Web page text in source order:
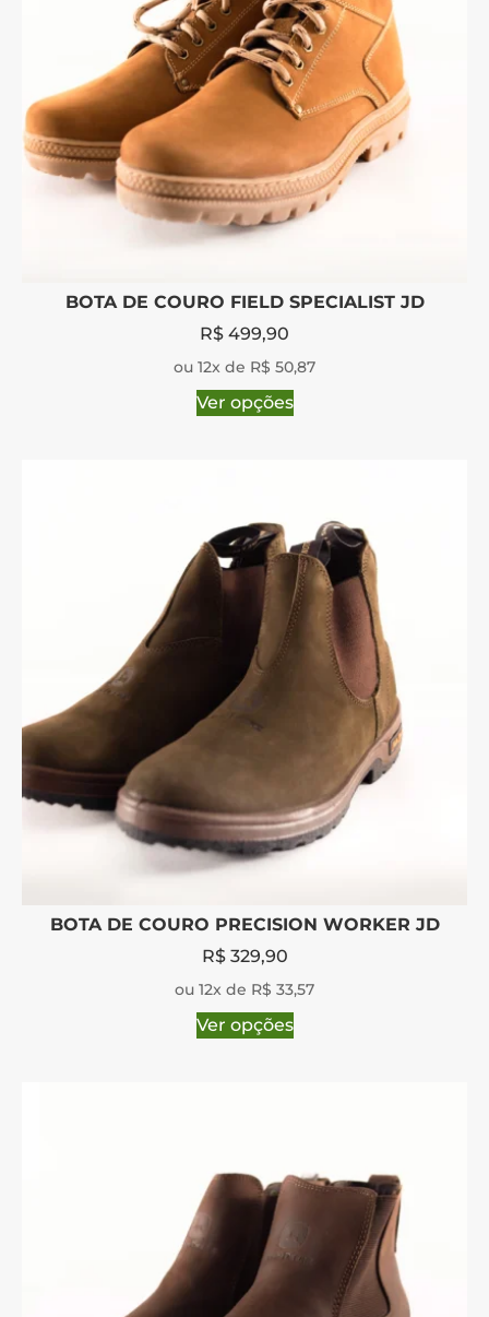
BOTA DE COURO FIELD SPECIALIST JD
R$ 499,90
ou 12x de R$ 50,87
Ver opções
BOTA DE COURO PRECISION WORKER JD
R$329,90
ou 12x de R$ 33,57
Ver opções